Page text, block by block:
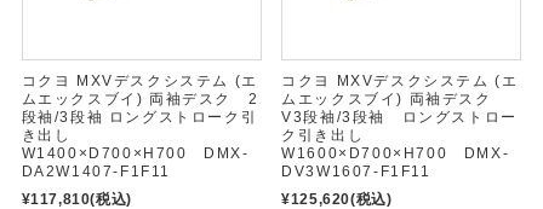
コクヨ MXVデスクシステム (エ
ムエックスブイ) 両袖デスク 2
段袖/3段袖 ロングストローク引
き出し
W1400×D700×H700 DMX-
DA2W1407-F1F11
¥117,810(税込)
コクヨ MXVデスクシステム (エ
ムエックスブイ) 両袖デスク
V3段袖/3段袖 ロングストロー
ク引き出し
W1600×D700×H700 DMX-
DV3W1607-F1F11
¥125,620(税込)